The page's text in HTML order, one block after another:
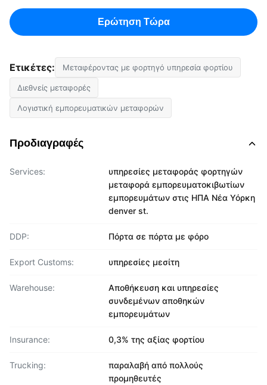
Ερώτηση Τώρα
Ετικέτες: Μεταφέροντας με φορτηγό υπηρεσία φορτίου
Διεθνείς μεταφορές
Λογιστική εμπορευματικών μεταφορών
Προδιαγραφές
Services:
υπηρεσίες μεταφοράς φορτηγών
μεταφορά εμπορευματοκιβωτίων
εμπορευμάτων στις ΗΠΑ Νέα Υόρκη
denver st.
DDP: Πόρτα σε πόρτα με φόρο
Export Customs: υπηρεσίες μεσίτη
Warehouse:
Αποθήκευση και υπηρεσίες
συνδεμένων αποθηκών
εμπορευμάτων
Insurance: 0,3% της αξίας φορτίου
Trucking:
παραλαβή από πολλούς
προμηθευτές